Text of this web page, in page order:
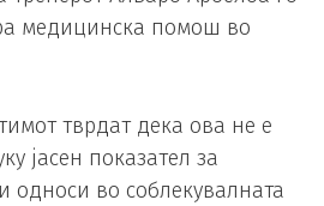
медицинска помош во
тврдат дека ова не е
јасен показател за
односи во соблекувалната